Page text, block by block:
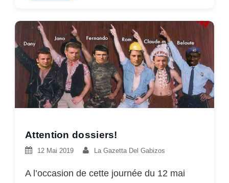
Attention dossiers!
12 Mai 2019 La Gazetta Del Gabizos
A l’occasion de cette journée du 12 mai